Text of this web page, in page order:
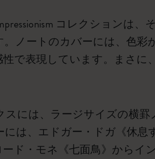
コレクションは
ノートのカバーには、色
で表現しています。まさに、
には、ラージサイズの横
は、エドガー・ドガ《休
ド・モネ《七面鳥》から